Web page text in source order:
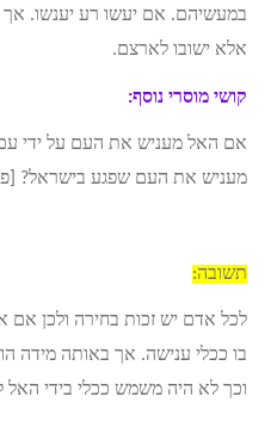
במעשיהם. אם יעשו רע יענשו. אך
אלא ישובו לארצם.
קושי מוסרי נוסף:
אם האל מעניש את העם על ידי
מעניש את העם שפגע בישראל?
תשובה:
לכל אדם יש זכות בחירה ולכן
בו ככלי ענישה. אך באותה מידה
וכך לא היה משמש ככלי בידי